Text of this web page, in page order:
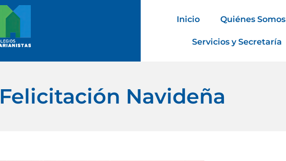
Inicio Quiénes Somos
Servicios y Secretaría
Felicitación Navideña